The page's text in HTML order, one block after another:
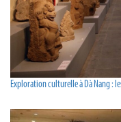
Exploration culturelle à Dà Nang :